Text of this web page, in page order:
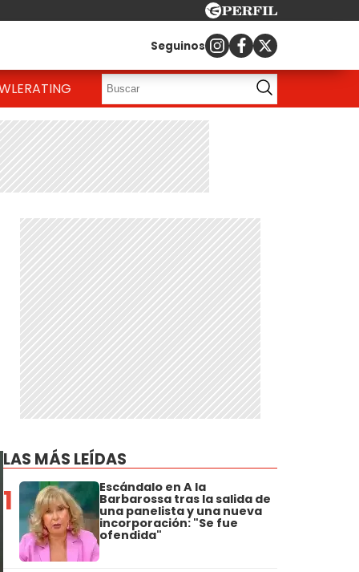
Seguinos
RATING
LAS MÁS LEÍDAS
1 Escándalo en A la
Barbarossa tras la salida de
una panelista y una nueva
incorporación: "Se fue
ofendida"